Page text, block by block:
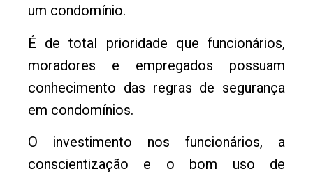
um condomínio.
É de total prioridade que funcionários,
moradores e empregados possuam
conhecimento das regras de segurança
em condomínios.
O investimento nos funcionários, a
conscientização e o bom uso de